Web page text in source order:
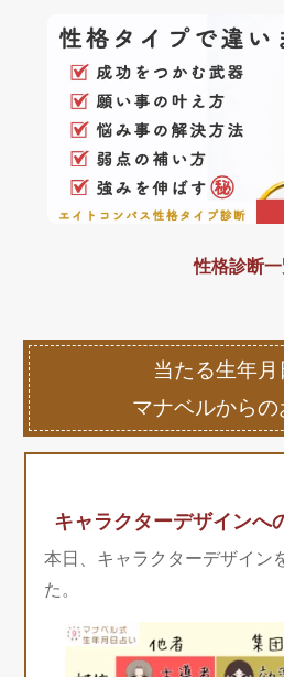
性格診断
当たる生年月
マナベルから
キャラクターデザインへ
本日、キャラクターデザイン
た。